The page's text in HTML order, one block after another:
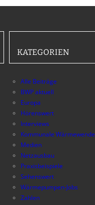
KATEGORIEN
Alle Beiträge
BWP aktuell
Europa
Hörenswert
Interviews
Kommunale Wärmewende
Medien
Netzausbau
Praxisbeispiele
Sehenswert
Wärmepumpen-Jobs
Zahlen